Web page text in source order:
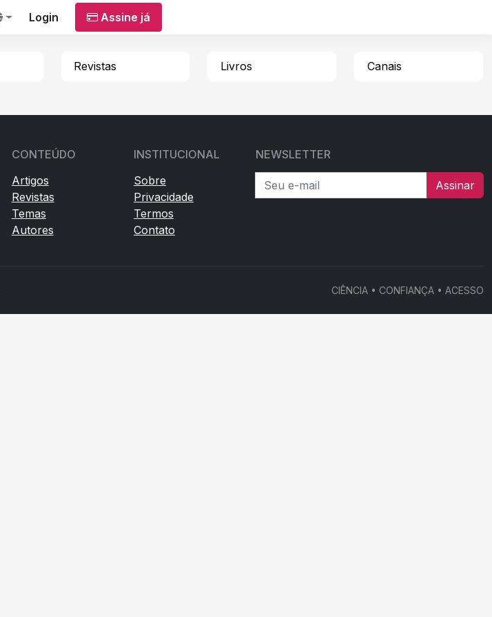
Login Assine já
Revistas Livros Canais
CONTEÚDO
Artigos
Revistas
Temas
Autores
INSTITUCIONAL
Sobre
Privacidade
Termos
Contato
NEWSLETTER
Seu e-mail
Assinar
CIÊNCIA • CONFIANÇA • ACESSO